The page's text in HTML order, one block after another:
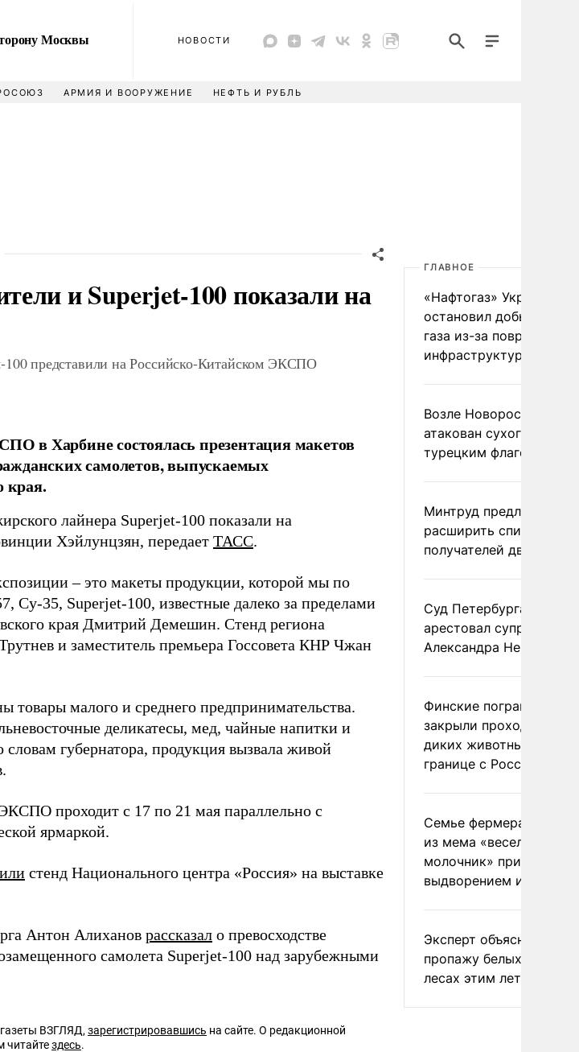
Москвы
НОВОСТИ
АРМИЯ И ВООРУЖЕНИЕ НЕФТЬ И РУБЛЬ
и Superjet-100 показали на
представили на Российско-Китайском ЭКСПО
в Харбине состоялась презентация макетов
самолетов, выпускаемых
края.
лайнера Superjet-100 показали на
Хэйлунцзян, передает ТАСС.
– это макеты продукции, которой мы по
Су-35, Superjet-100, известные далеко за пределами
края Дмитрий Демешин. Стенд региона
и заместитель премьера Госсовета КНР Чжан
товары малого и среднего предпринимательства.
деликатесы, мед, чайные напитки и
губернатора, продукция вызвала живой
проходит с 17 по 21 мая параллельно с
ярмаркой.
стенд Национального центра «Россия» на выставке
Антон Алиханов рассказал о превосходстве
самолета Superjet-100 над зарубежными
ВЗГЛЯД, зарегистрировавшись на сайте. О редакционной
читайтездесь.
ГЛАВНОЕ
«Нафтогаз» Украины
остановил добычу
газа из-за повреждения
инфраструктуры
Возле Новороссийска
атакован сухогруз под
турецким флагом
Минтруд предложил
расширить список
получателей двух
Суд Петербурга заочно
арестовал супругу
Александра Невзорова
Финские пограничники
закрыли проходы для
диких животных на
границе с Россией
Семье фермера
из мема «веселый
молочник» пригрозили
выдворением из
Эксперт объяснил
пропажу белых грибов
лесах этим летом